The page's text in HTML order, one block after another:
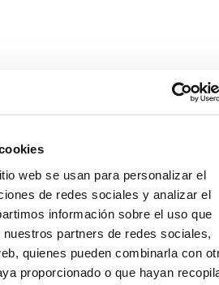
web se usan para personalizar el
de redes sociales y analizar el
información sobre el uso que
partners de redes sociales,
quienes pueden combinarla con
proporcionado o que hayan
Mesa De Seguridad Del Hidrógeno
28 ENERO, 2026